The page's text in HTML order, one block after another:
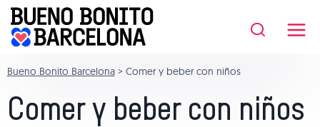
Saltar
contenido
Bueno Bonito Barcelona> Comer y beber con niños
Comer y beber con niños